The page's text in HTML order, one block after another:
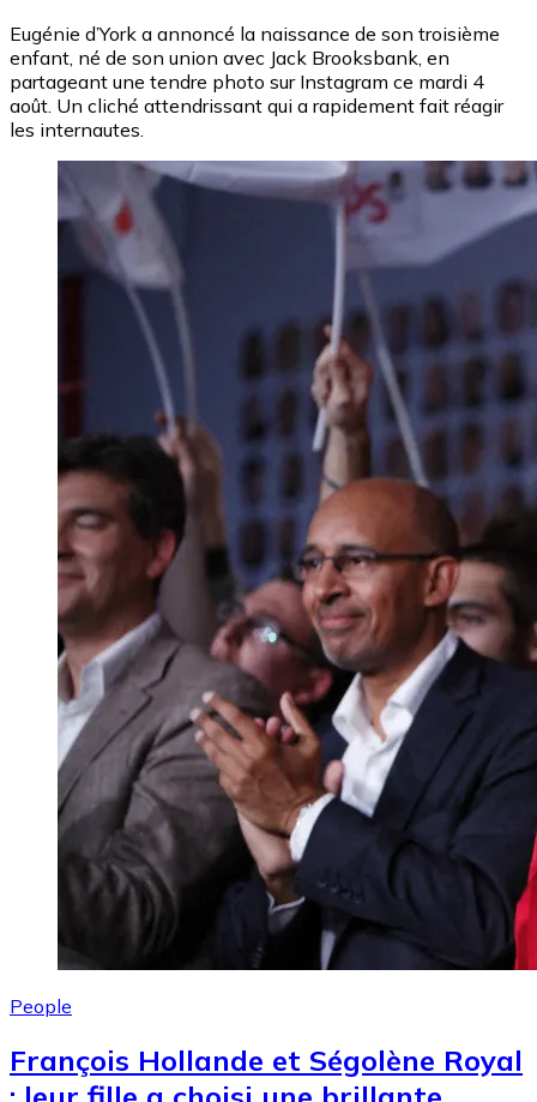
Eugénie d’York a annoncé la naissance de son troisième
enfant, né de son union avec Jack Brooksbank, en
partageant une tendre photo sur Instagram ce mardi 4
août. Un cliché attendrissant qui a rapidement fait réagir
les internautes.
People
François Hollande et Ségolène Royal